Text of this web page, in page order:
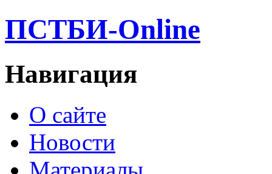
ПСТБИ-Online
Навигация
О сайте
Новости